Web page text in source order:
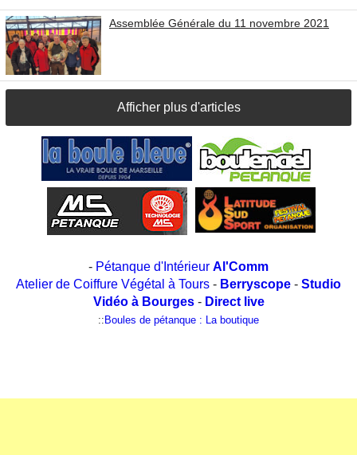
Assemblée Générale du 11 novembre 2021
Afficher plus d'articles
- Pétanque d'Intérieur Al'Comm
Atelier de Coiffure Végétal à Tours - Berryscope - Studio
Vidéo à Bourges- Direct live
:: Boules de pétanque : La boutique